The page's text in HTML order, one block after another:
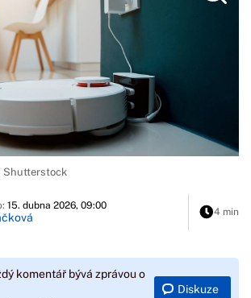
Shutterstock
15. dubna 2026, 09:00
4 min
komentář bývá zprávou o
Diskuze